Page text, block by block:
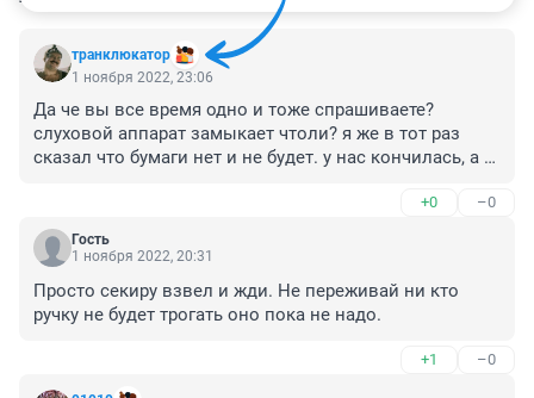
транклюкатор
1 ноября 2022, 23:06
Да че вы все время одно и тоже спрашиваете?
слуховой аппарат замыкает чтоли? я же в тот раз
сказал что бумаги нет и не будет. у нас кончилась, а
локомотив - не может переполненные вагоны никак
там с места сдвинуть. соляра видать палёная
оказалась - польская
+0 –0
Гость
1 ноября 2022, 20:31
Просто секиру взвел и жди. Не переживай ни кто
ручку не будет трогать оно пока не надо.
+1 –0